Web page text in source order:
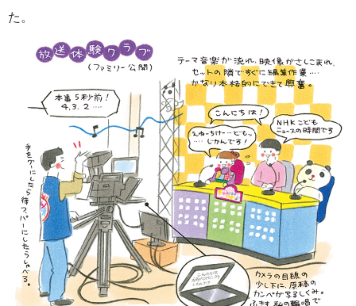
た。